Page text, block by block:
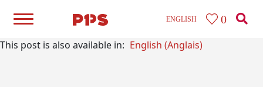
ENGLISH 0
This post is also available in: English (Anglais)